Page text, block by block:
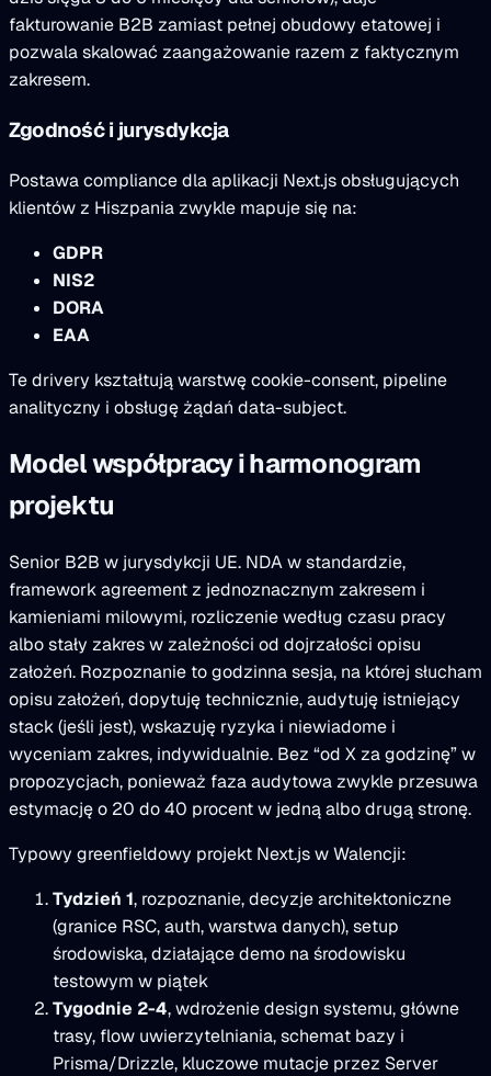
fakturowanie B2B zamiast pełnej obudowy etatowej i
pozwala skalować zaangażowanie razem z faktycznym
zakresem.
Zgodność i jurysdykcja
Postawa compliance dla aplikacji Next.js obsługujących
klientów z Hiszpania zwykle mapuje się na:
GDPR
NIS2
DORA
EAA
Te drivery kształtują warstwę cookie-consent, pipeline
analityczny i obsługę żądań data-subject.
Model współpracy i harmonogram
projektu
Senior B2B w jurysdykcji UE. NDA w standardzie,
framework agreement z jednoznacznym zakresem i
kamieniami milowymi, rozliczenie według czasu pracy
albo stały zakres w zależności od dojrzałości opisu
założeń. Rozpoznanie to godzinna sesja, na której słucham
opisu założeń, dopytuję technicznie, audytuję istniejący
stack (jeśli jest), wskazuję ryzyka i niewiadome i
wyceniam zakres, indywidualnie. Bez “od X za godzinę” w
propozycjach, ponieważ faza audytowa zwykle przesuwa
estymację o 20 do 40 procent w jedną albo drugą stronę.
Typowy greenfieldowy projekt Next.js w Walencji:
Tydzień 1, rozpoznanie, decyzje architektoniczne
(granice RSC, auth, warstwa danych), setup
środowiska, działające demo na środowisku
testowym w piątek
Tygodnie 2-4, wdrożenie design systemu, główne
trasy, flow uwierzytelniania, schemat bazy i
Prisma/Drizzle, kluczowe mutacje przez Server